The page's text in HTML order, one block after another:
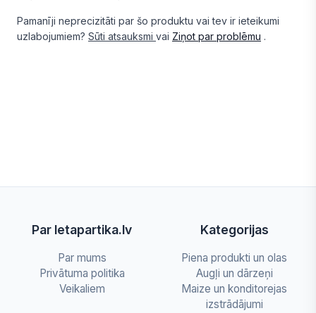
Pamanīji neprecizitāti par šo produktu vai tev ir ieteikumi
uzlabojumiem? Sūti atsauksmi vai Ziņot par problēmu .
Par letapartika.lv
Par mums
Privātuma politika
Veikaliem
Kategorijas
Piena produkti un olas
Augļi un dārzeņi
Maize un konditorejas
izstrādājumi